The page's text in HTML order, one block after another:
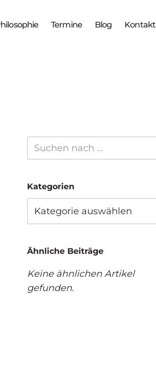
Termine Blog Kontakt
Kategorien
Ähnliche Beiträge
Keine ähnlichen Artikel
gefunden.